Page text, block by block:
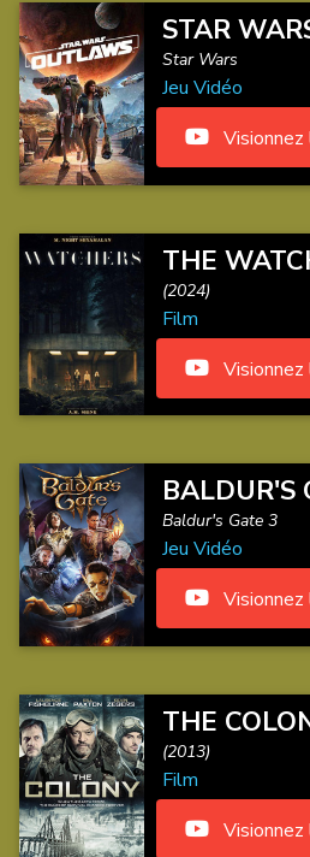
STAR
Star Wars
Jeu Vidéo
THE
(2024)
Film
BALDUR'S
Baldur's Gate 3
Jeu Vidéo
THE
(2013)
Film